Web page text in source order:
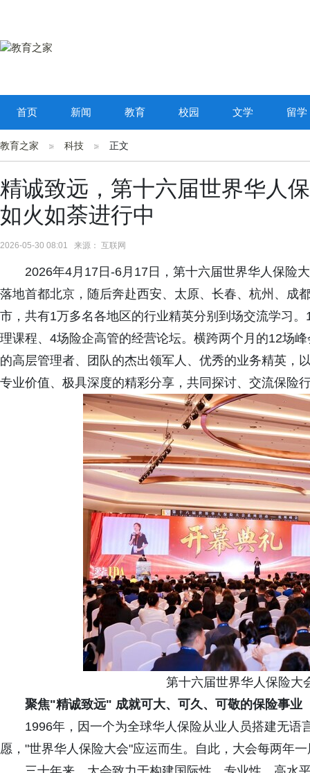
首页 新闻 教育 校园 文学 留学
教育之家 科技 正文
精诚致远，第十六届世界华人
如火如荼进行中
2026-05-30 08:01 来源： 互联网
2026年4月17日-6月17日，第十六届世界华人保险
落地首都北京，随后奔赴西安、太原、长春、杭州、成
市，共有1万多名各地区的行业精英分别到场交流学习
理课程、4场险企高管的经营论坛。横跨两个月的12场
的高层管理者、团队的杰出领军人、优秀的业务精英，
专业价值、极具深度的精彩分享，共同探讨、交流保险
第十六届世界华人保险大
聚焦"精诚致远" 成就可大、可久、可敬的保险事业
1996年，因一个为全球华人保险从业人员搭建无语
愿，"世界华人保险大会"应运而生。自此，大会每两年